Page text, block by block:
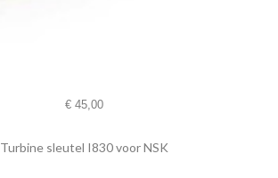
€45,00
Turbine sleutel I830 voor NSK